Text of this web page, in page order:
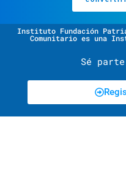
Instituto Fundación
Comunitario es una
Sé